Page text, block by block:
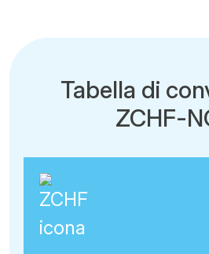
Tabella di
ZCHF-